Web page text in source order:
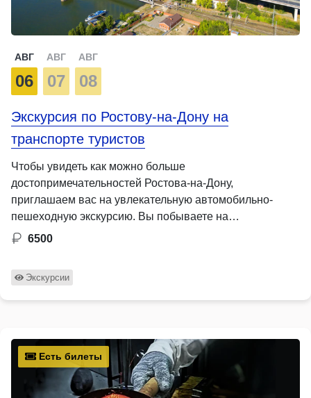
АВГ
06
АВГ
07
АВГ
08
Экскурсия по Ростову-на-Дону на
транспорте туристов
Чтобы увидеть как можно больше
достопримечательностей Ростова-на-Дону,
приглашаем вас на увлекательную автомобильно-
пешеходную экскурсию. Вы побываете на
Центральном рынке и Соборной …
6500
Экскурсии
Есть билеты